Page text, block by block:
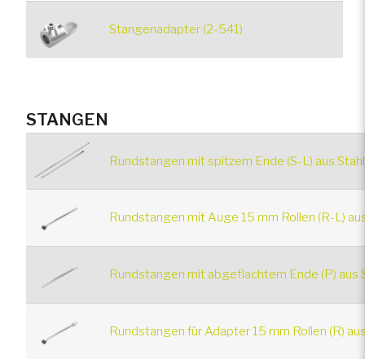
Stangenadapter (2-541)
STANGEN
Rundstangen mit spitzem Ende (S-L) aus
Rundstangen mit Auge 15 mm Rollen (R-L)
Rundstangen mit abgeflachtem Ende (P) aus
Rundstangen für Adapter 15 mm Rollen (R)